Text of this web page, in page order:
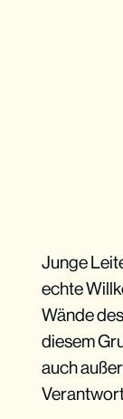
Junge
echte
Wände
diesem
auch